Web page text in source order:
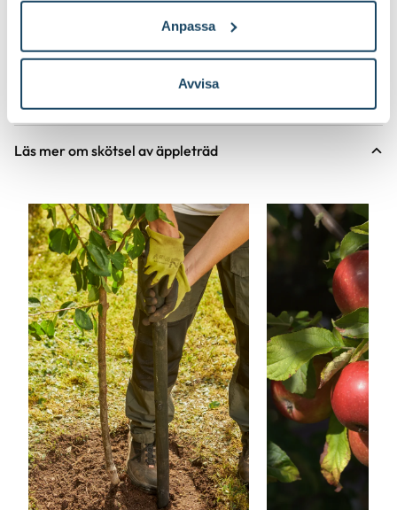
Anpassa
Avvisa
Läs mer om skötsel av äppleträd